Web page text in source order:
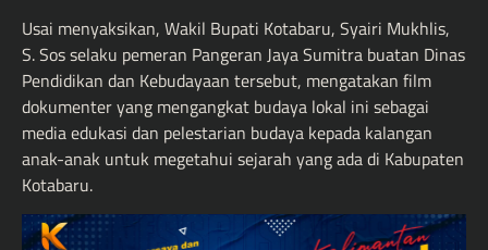
Usai menyaksikan, Wakil Bupati Kotabaru, Syairi Mukhlis,
S. Sos selaku pemeran Pangeran Jaya Sumitra buatan Dinas
Pendidikan dan Kebudayaan tersebut, mengatakan film
dokumenter yang mengangkat budaya lokal ini sebagai
media edukasi dan pelestarian budaya kepada kalangan
anak-anak untuk megetahui sejarah yang ada di Kabupaten
Kotabaru.